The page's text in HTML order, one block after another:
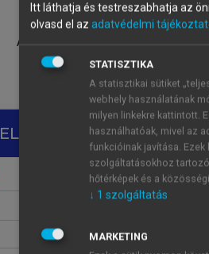
Új felhasználóként1
A próbaidőszak elindításához,
A regisztráció
SAJÁT FIÓKKAL
Itt láthatja és testreszabhatja az
olvasd el az adatvédelmi
STATISZTIKA
A statisztikai sütiket
webhely használatának
milyen linkekre kattintott.
használhatóak, mivel az
funkcióinak javítása.
szolgáltatásokhoz
hőtérképek és a
↓ 1 szolgáltatás
MARKETING